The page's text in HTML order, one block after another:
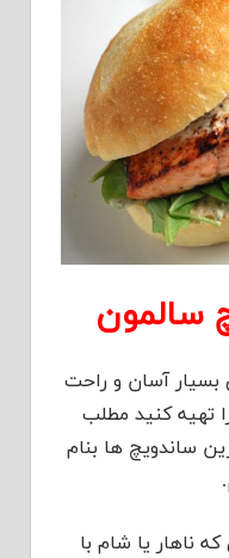
سالمون
بسیار آسان و راحت
تهیه کنید مطلب
ساندویچ ها بنام
ناهار یا شام با